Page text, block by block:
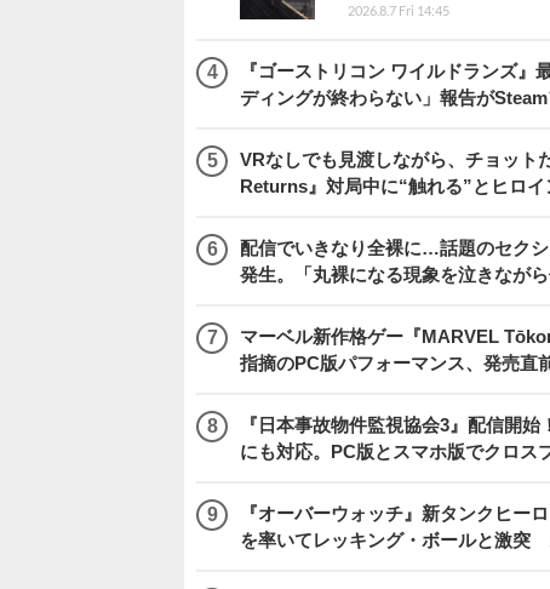
2026.8.7 Fri 14:45
『ゴーストリコン ワイルドランズ
ディングが終わらない」報告が
VRなしでも見渡しながら、チョット
Returns』対局中に“触れる”とヒロイ
配信でいきなり全裸に…話題のセク
発生。「丸裸になる現象を泣きなが
マーベル新作格ゲー『MARVEL
指摘のPC版パフォーマンス、発売直
『日本事故物件監視協会3』配信開
にも対応。PC版とスマホ版でクロス
『オーバーウォッチ』新タンクヒー
を率いてレッキング・ボールと激突